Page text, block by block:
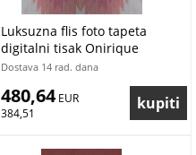
Luksuzna flis foto tapeta
digitalni tisak Onirique
OND22110 | 300 x 300 cm |
Dostava 14 rad. dana
480,64 EUR
384,51